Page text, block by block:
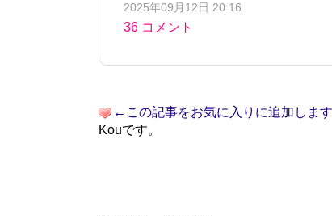
2025年09月12日 20:16
36 コメント
←この記事をお気に入りに追加しま
Kouです。